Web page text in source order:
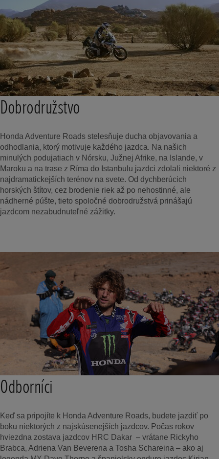
Dobrodružstvo
Honda Adventure Roads stelesňuje ducha objavovania a
odhodlania, ktorý motivuje každého jazdca. Na našich
minulých podujatiach v Nórsku, Južnej Afrike, na Islande, v
Maroku a na trase z Ríma do Istanbulu jazdci zdolali niektoré z
najdramatickejších terénov na svete. Od dychberúcich
horských štítov, cez brodenie riek až po nehostinné, ale
nádherné púšte, tieto spoločné dobrodružstvá prinášajú
jazdcom nezabudnuteľné zážitky.
Odborníci
Keď sa pripojíte k Honda Adventure Roads, budete jazdiť po
boku niektorých z najskúsenejších jazdcov. Počas rokov
hviezdna zostava jazdcov HRC Dakar – vrátane Rickyho
Brabca, Adriena Van Beverena a Tosha Schareina – ako aj